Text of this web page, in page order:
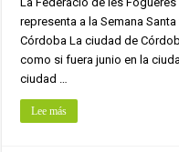
representa a la Semana
Córdoba La ciudad de
como si fuera junio en la
ciudad …
Lee más